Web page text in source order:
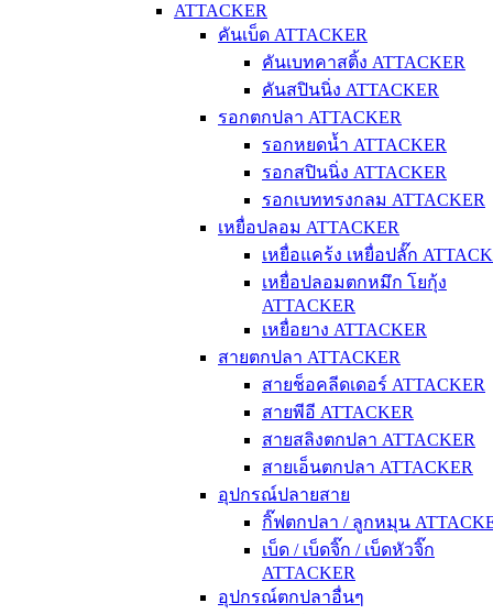
ATTACKER
คันเบ็ด ATTACKER
คันเบทคาสติ้ง ATTACKER
คันสปินนิ่ง ATTACKER
รอกตกปลา ATTACKER
รอกหยดน้ำ ATTACKER
รอกสปินนิ่ง ATTACKER
รอกเบททรงกลม ATTACKER
เหยื่อปลอม ATTACKER
เหยื่อแคร้ง เหยื่อปลั๊ก
เหยื่อปลอมตกหมึก โยกุ้ง
ATTACKER
เหยื่อยาง ATTACKER
สายตกปลา ATTACKER
สายช็อคลีดเดอร์ ATTACKER
สายพีอี ATTACKER
สายสลิงตกปลา ATTACKER
สายเอ็นตกปลา ATTACKER
อุปกรณ์ปลายสาย
กิ๊ฟตกปลา / ลูกหมุน
เบ็ด / เบ็ดจิ๊ก / เบ็ดหัวจิ๊ก
ATTACKER
อุปกรณ์ตกปลาอื่นๆ